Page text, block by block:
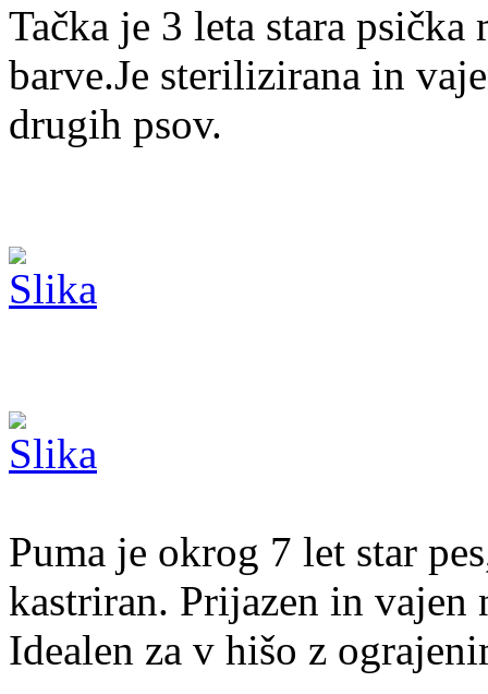
Tačka je 3 leta stara psička
barve.Je sterilizirana in
drugih psov.
Puma je okrog 7 let star
kastriran. Prijazen in vajen
Idealen za v hišo z